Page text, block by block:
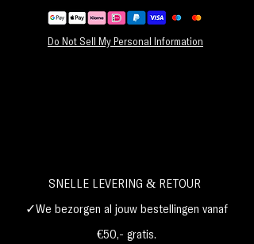
Do Not Sell My Personal Information
SNELLE LEVERING & RETOUR
✓We bezorgen al jouw bestellingen vanaf
€50,- gratis.